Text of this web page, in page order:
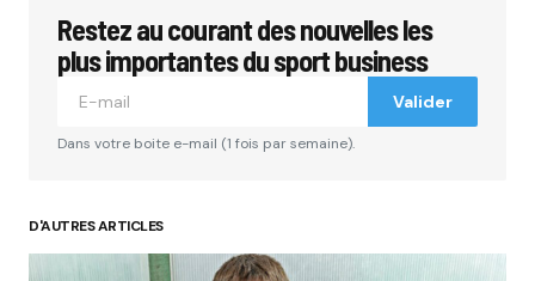
Votre adresse e-mail ne sera pas publiée.Les
champs obligatoires sont indiqués avec*
Your Name
Restez au courant des nouvelles les
plus importantes du sport business
Valider
Dans votre boite e-mail (1 fois par semaine).
D'AUTRES ARTICLES